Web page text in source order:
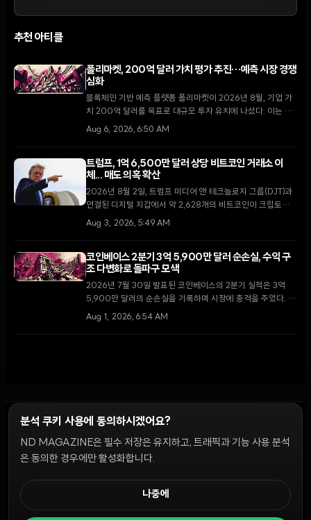
추천 아티클
폴리마켓, 200억 달러 가치 평가 추진…예측 시장 경쟁
심화
블록체인 기반 예측 플랫폼 폴리마켓이 2026년 8월, 기업 가
치 200억 달러를 목표로 대규모 투자 유치에 나섰다. 이는 지
난 4월 비공개로 진행된 150억 달러 규모의 펀딩 이후 불과 4
Aug 6, 2026, 6:50 AM
트럼프, 1억 6,500만 달러 상당 비트코인 거래소 이
체... 매도 의혹 확산
2026년 8월 2일, 트럼프 미디어 앤 테크놀로지 그룹(DJT)과
연결된 디지털 지갑에서 약 2,628개의 비트코인이 크립토닷컴
거래소로 이동했다. 막대한 운영 손실을 기록 중인 가운데 이번
Aug 3, 2026, 5:49 AM
코인베이스 2분기 3억 5,900만 달러 순손실, 수익 구
조 다변화로 돌파구 모색
2026년 7월 30일 발표된 코인베이스의 2분기 실적은 3억
5,900만 달러의 순손실을 기록하며 시장에 충격을 주었다. 그
러나 거래 수수료 의존도를 낮추고 구독 및 서비스 매출 비중을
Aug 1, 2026, 6:54 AM
윤리 원칙 Discord 봇캠페인 가이드커뮤니티 랭킹
쿠키 설정
분석 쿠키 사용에 동의하시겠어요?
ND MAGAZINE은 필수 저장은 유지하고, 트래픽과 기능 사용 분석
은 동의한 경우에만 활성화합니다.
나중에